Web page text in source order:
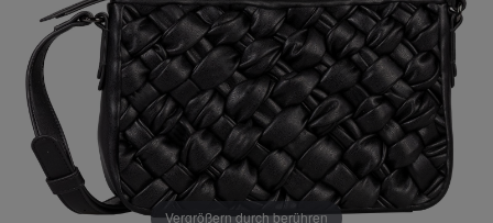
Vergrößern durch berühren